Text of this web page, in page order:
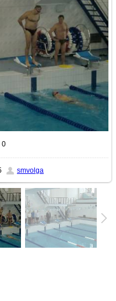
640x480
0
smvolga